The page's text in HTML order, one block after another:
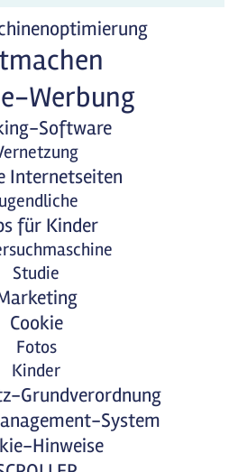
Werbung
Software
Internetseiten
für Kinder
Studie
Cookie
Fotos
Kinder
Grundverordnung
System
Hinweise